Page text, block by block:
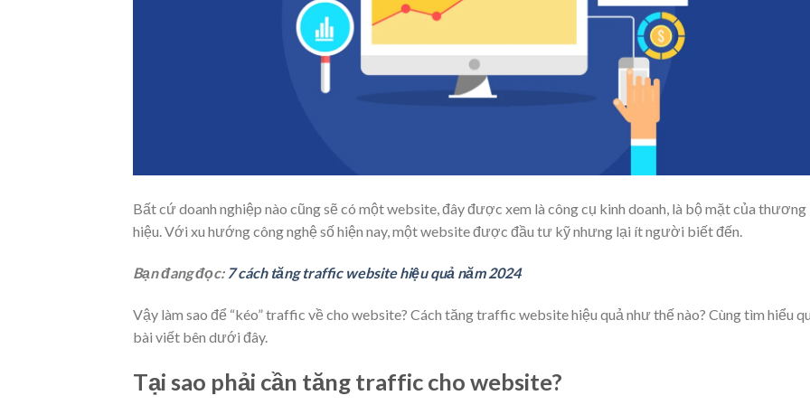
Bất cứ doanh nghiệp nào cũng sẽ có một website, đây được xem là công cụ kinh doanh, là bộ mặt của thương
hiệu. Với xu hướng công nghệ số hiện nay, một website được đầu tư kỹ nhưng lại ít người biết đến.
Bạn đang đọc: 7 cách tăng traffic website hiệu quả năm 2024
Vậy làm sao để “kéo” traffic về cho website? Cách tăng traffic website hiệu quả như thế nào? Cùng tìm hiểu
bài viết bên dưới đây.
Tại sao phải cần tăng traffic cho website?